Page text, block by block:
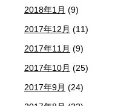
2018年1月 (9)
2017年12月 (11)
2017年11月 (9)
2017年10月 (25)
2017年9月 (24)